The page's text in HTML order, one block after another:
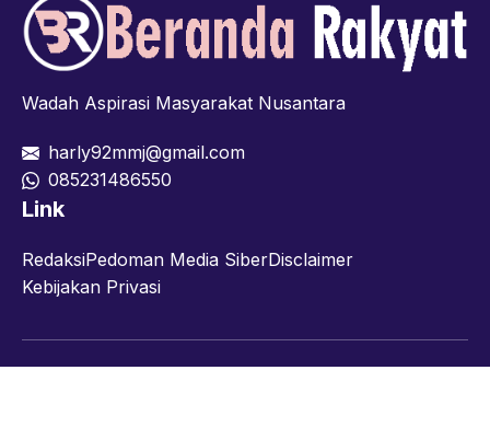
Wadah Aspirasi Masyarakat Nusantara
harly92mmj@gmail.com
085231486550
Link
RedaksiPedoman Media SiberDisclaimer
Kebijakan Privasi